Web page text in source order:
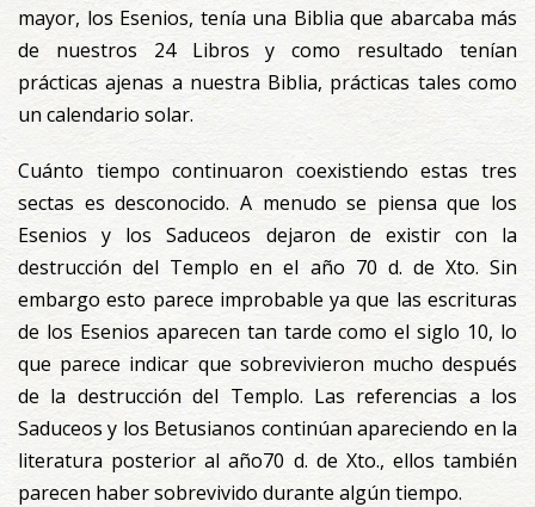
mayor, los Esenios, tenía una Biblia que abarcaba más
de nuestros 24 Libros y como resultado tenían
prácticas ajenas a nuestra Biblia, prácticas tales como
un calendario solar.
Cuánto tiempo continuaron coexistiendo estas tres
sectas es desconocido. A menudo se piensa que los
Esenios y los Saduceos dejaron de existir con la
destrucción del Templo en el año 70 d. de Xto. Sin
embargo esto parece improbable ya que las escrituras
de los Esenios aparecen tan tarde como el siglo 10, lo
que parece indicar que sobrevivieron mucho después
de la destrucción del Templo. Las referencias a los
Saduceos y los Betusianos continúan apareciendo en la
literatura posterior al año70 d. de Xto., ellos también
parecen haber sobrevivido durante algún tiempo.